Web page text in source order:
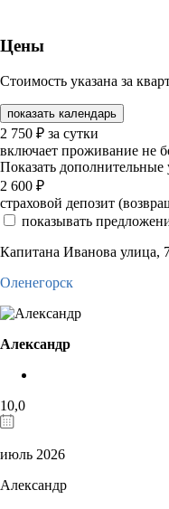
Цены
Стоимость указана за
показать календарь
2 750 ₽ за сутки
включает проживание не
Показать дополнительные
2 600 ₽
страховой депозит
показывать
Капитана Иванова улица,
Оленегорск
Александр
10,0
июль 2026
Александр